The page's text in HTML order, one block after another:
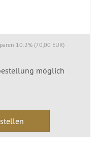
10.2% (70,00 EUR)
möglich